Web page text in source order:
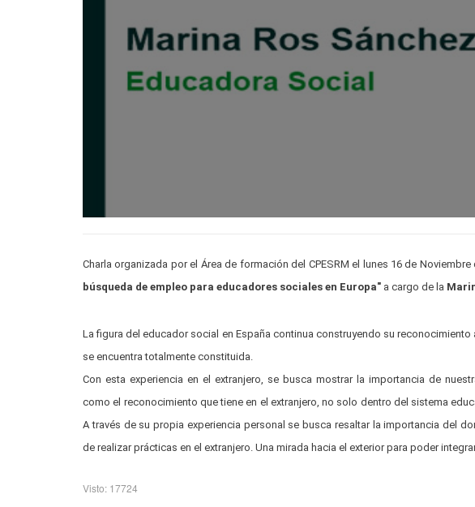
Charla organizada por el Área de formación del CPESRM el lunes 16 de
búsqueda de empleo para educadores sociales en Europa" a cargo de la
La figura del educador social en España continua construyendo su reconocimiento
se encuentra totalmente constituida.
Con esta experiencia en el extranjero, se busca mostrar la importancia de
como el reconocimiento que tiene en el extranjero, no solo dentro del sistema
A través de su propia experiencia personal se busca resaltar la importancia del
de realizar prácticas en el extranjero. Una mirada hacia el exterior para poder
Visto: 17724